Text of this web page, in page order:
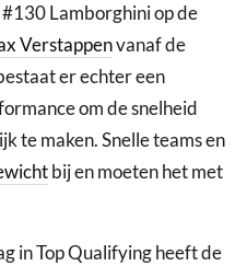
Lamborghini op de
Verstappenvanaf de
er echter een
om de snelheid
te maken. Snelle teams en
bij en moeten het met
in Top Qualifying heeft de